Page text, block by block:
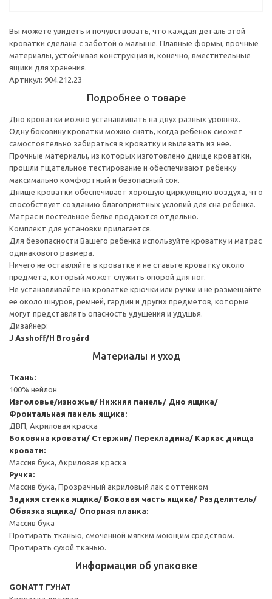
Вы можете увидеть и почувствовать, что каждая деталь этой
кроватки сделана с заботой о малыше. Плавные формы, прочные
материалы, устойчивая конструкция и, конечно, вместительные
ящики для хранения.
Артикул: 904.212.23
Подробнее о товаре
Дно кроватки можно устанавливать на двух разных уровнях.
Одну боковину кроватки можно снять, когда ребенок сможет
самостоятельно забираться в кроватку и вылезать из нее.
Прочные материалы, из которых изготовлено днище кроватки,
прошли тщательное тестирование и обеспечивают ребенку
максимально комфортный и безопасный сон.
Днище кроватки обеспечивает хорошую циркуляцию воздуха, что
способствует созданию благоприятных условий для сна ребенка.
Матрас и постельное белье продаются отдельно.
Комплект для установки прилагается.
Для безопасности Вашего ребенка используйте кроватку и матрас
одинакового размера.
Ничего не оставляйте в кроватке и не ставьте кроватку около
предмета, который может служить опорой для ног.
Не устанавливайте на кроватке крючки или ручки и не размещайте
ее около шнуров, ремней, гардин и других предметов, которые
могут представлять опасность удушения и удушья.
Дизайнер:
J Asshoff/H Brogård
Материалы и уход
Ткань:
100% нейлон
Изголовье/изножье/ Нижняя панель/ Дно ящика/
Фронтальная панель ящика:
ДВП, Акриловая краска
Боковина кровати/ Стержни/ Перекладина/ Каркас днища
кровати:
Массив бука, Акриловая краска
Ручка:
Массив бука, Прозрачный акриловый лак с оттенком
Задняя стенка ящика/ Боковая часть ящика/ Разделитель/
Обвязка ящика/ Опорная планка:
Массив бука
Протирать тканью, смоченной мягким моющим средством.
Протирать сухой тканью.
Информация об упаковке
GONATT ГУНАТ